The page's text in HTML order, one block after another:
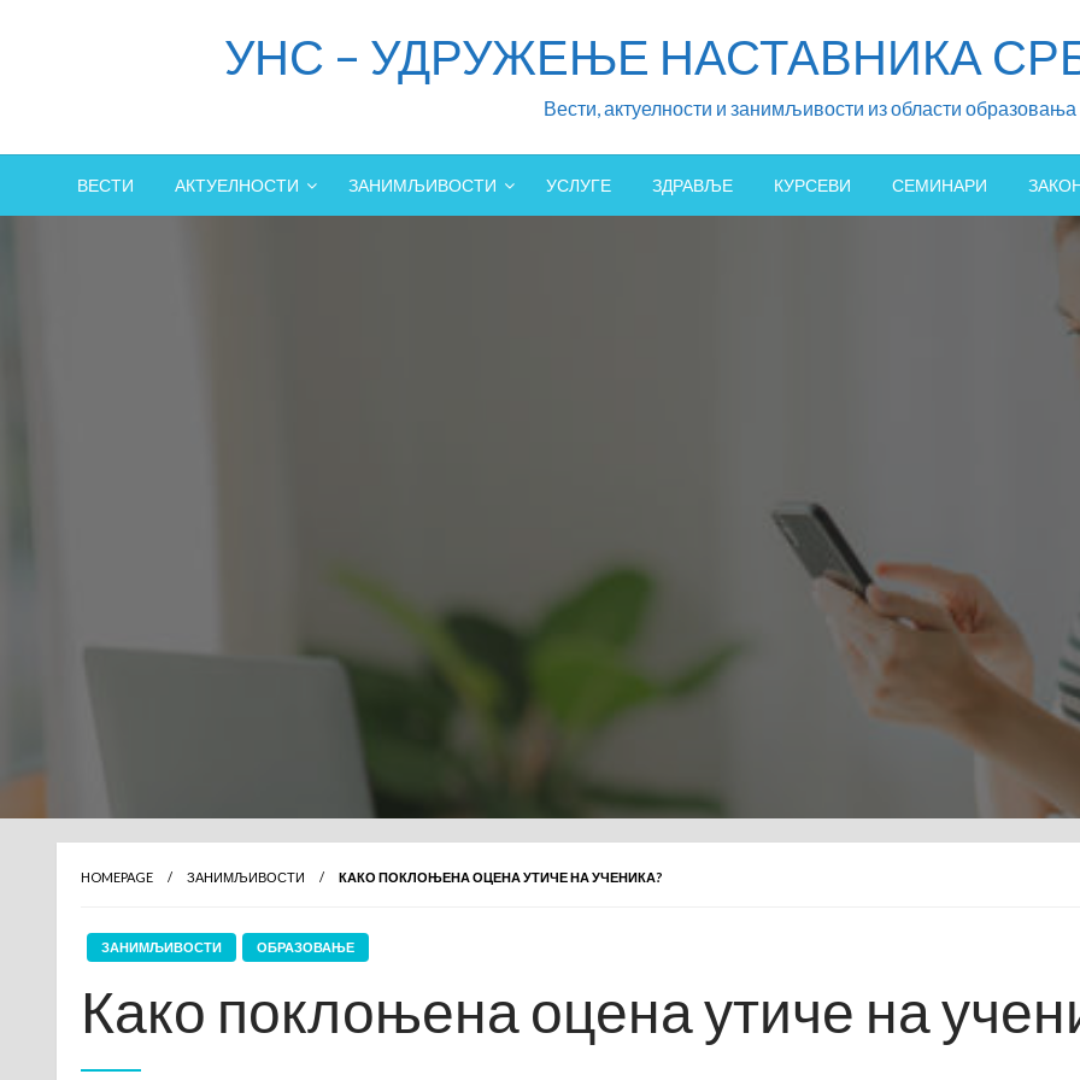
УНС – УДРУЖЕЊЕ НАСТАВНИКА
Вести, актуелности и занимљивости из области образовања
ВЕСТИ АКТУЕЛНОСТИ ЗАНИМЉИВОСТИ УСЛУГЕ ЗДРАВЉЕ КУРСЕВИ СЕМИНАРИ
HOMEPAGE ЗАНИМЉИВОСТИ КАКО ПОКЛОЊЕНА ОЦЕНА УТИЧЕ НА УЧЕНИКА?
ЗАНИМЉИВОСТИ ОБРАЗОВАЊЕ
Како поклоњена оцена утиче на